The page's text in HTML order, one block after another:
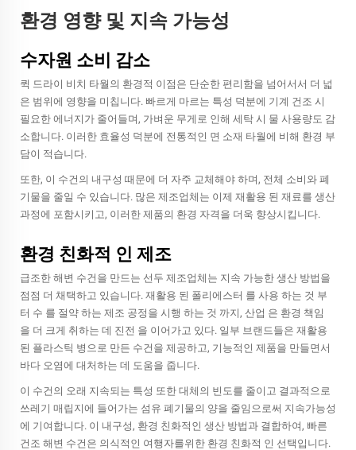
환경 영향 및 지속 가능성
수자원 소비 감소
퀵 드라이 비치 타월의 환경적 이점은 단순한 편리함을 넘어서서 더 넓
은 범위에 영향을 미칩니다. 빠르게 마르는 특성 덕분에 기계 건조 시
필요한 에너지가 줄어들며, 가벼운 무게로 인해 세탁 시 물 사용량도 감
소합니다. 이러한 효율성 덕분에 전통적인 면 소재 타월에 비해 환경 부
담이 적습니다.
또한, 이 수건의 내구성 때문에 더 자주 교체해야 하며, 전체 소비와 폐
기물을 줄일 수 있습니다. 많은 제조업체는 이제 재활용 된 재료를 생산
과정에 포함시키고, 이러한 제품의 환경 자격을 더욱 향상시킵니다.
환경 친화적 인 제조
급조한 해변 수건을 만드는 선두 제조업체는 지속 가능한 생산 방법을
점점 더 채택하고 있습니다. 재활용 된 폴리에스터 를 사용 하는 것 부
터 수 를 절약 하는 제조 공정을 시행 하는 것 까지, 산업 은 환경 책임
을 더 크게 취하는 데 진전 을 이어가고 있다. 일부 브랜드들은 재활용
된 플라스틱 병으로 만든 수건을 제공하고, 기능적인 제품을 만들면서
바다 오염에 대처하는 데 도움을 줍니다.
이 수건의 오래 지속되는 특성 또한 대체의 빈도를 줄이고 결과적으로
쓰레기 매립지에 들어가는 섬유 폐기물의 양을 줄임으로써 지속가능성
에 기여합니다. 이 내구성, 환경 친화적인 생산 방법과 결합하여, 빠른
건조 해변 수건은 의식적인 여행자를위한 환경 친화적 인 선택입니다.